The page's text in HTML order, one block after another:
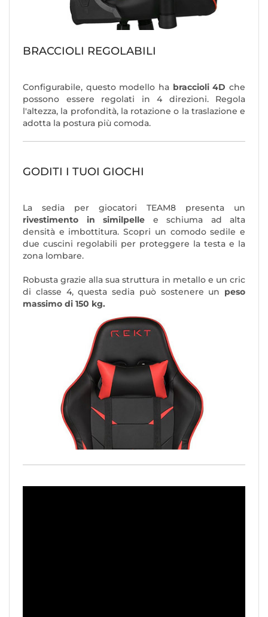
BRACCIOLI REGOLABILI
Configurabile, questo modello ha braccioli 4D che
possono essere regolati in 4 direzioni. Regola
l'altezza, la profondità, la rotazione o la traslazione e
adotta la postura più comoda.
GODITI I TUOI GIOCHI
La sedia per giocatori TEAM8 presenta un
rivestimento in similpelle e schiuma ad alta
densità e imbottitura. Scopri un comodo sedile e
due cuscini regolabili per proteggere la testa e la
zona lombare.
Robusta grazie alla sua struttura in metallo e un cric
di classe 4, questa sedia può sostenere un peso
massimo di 150 kg.